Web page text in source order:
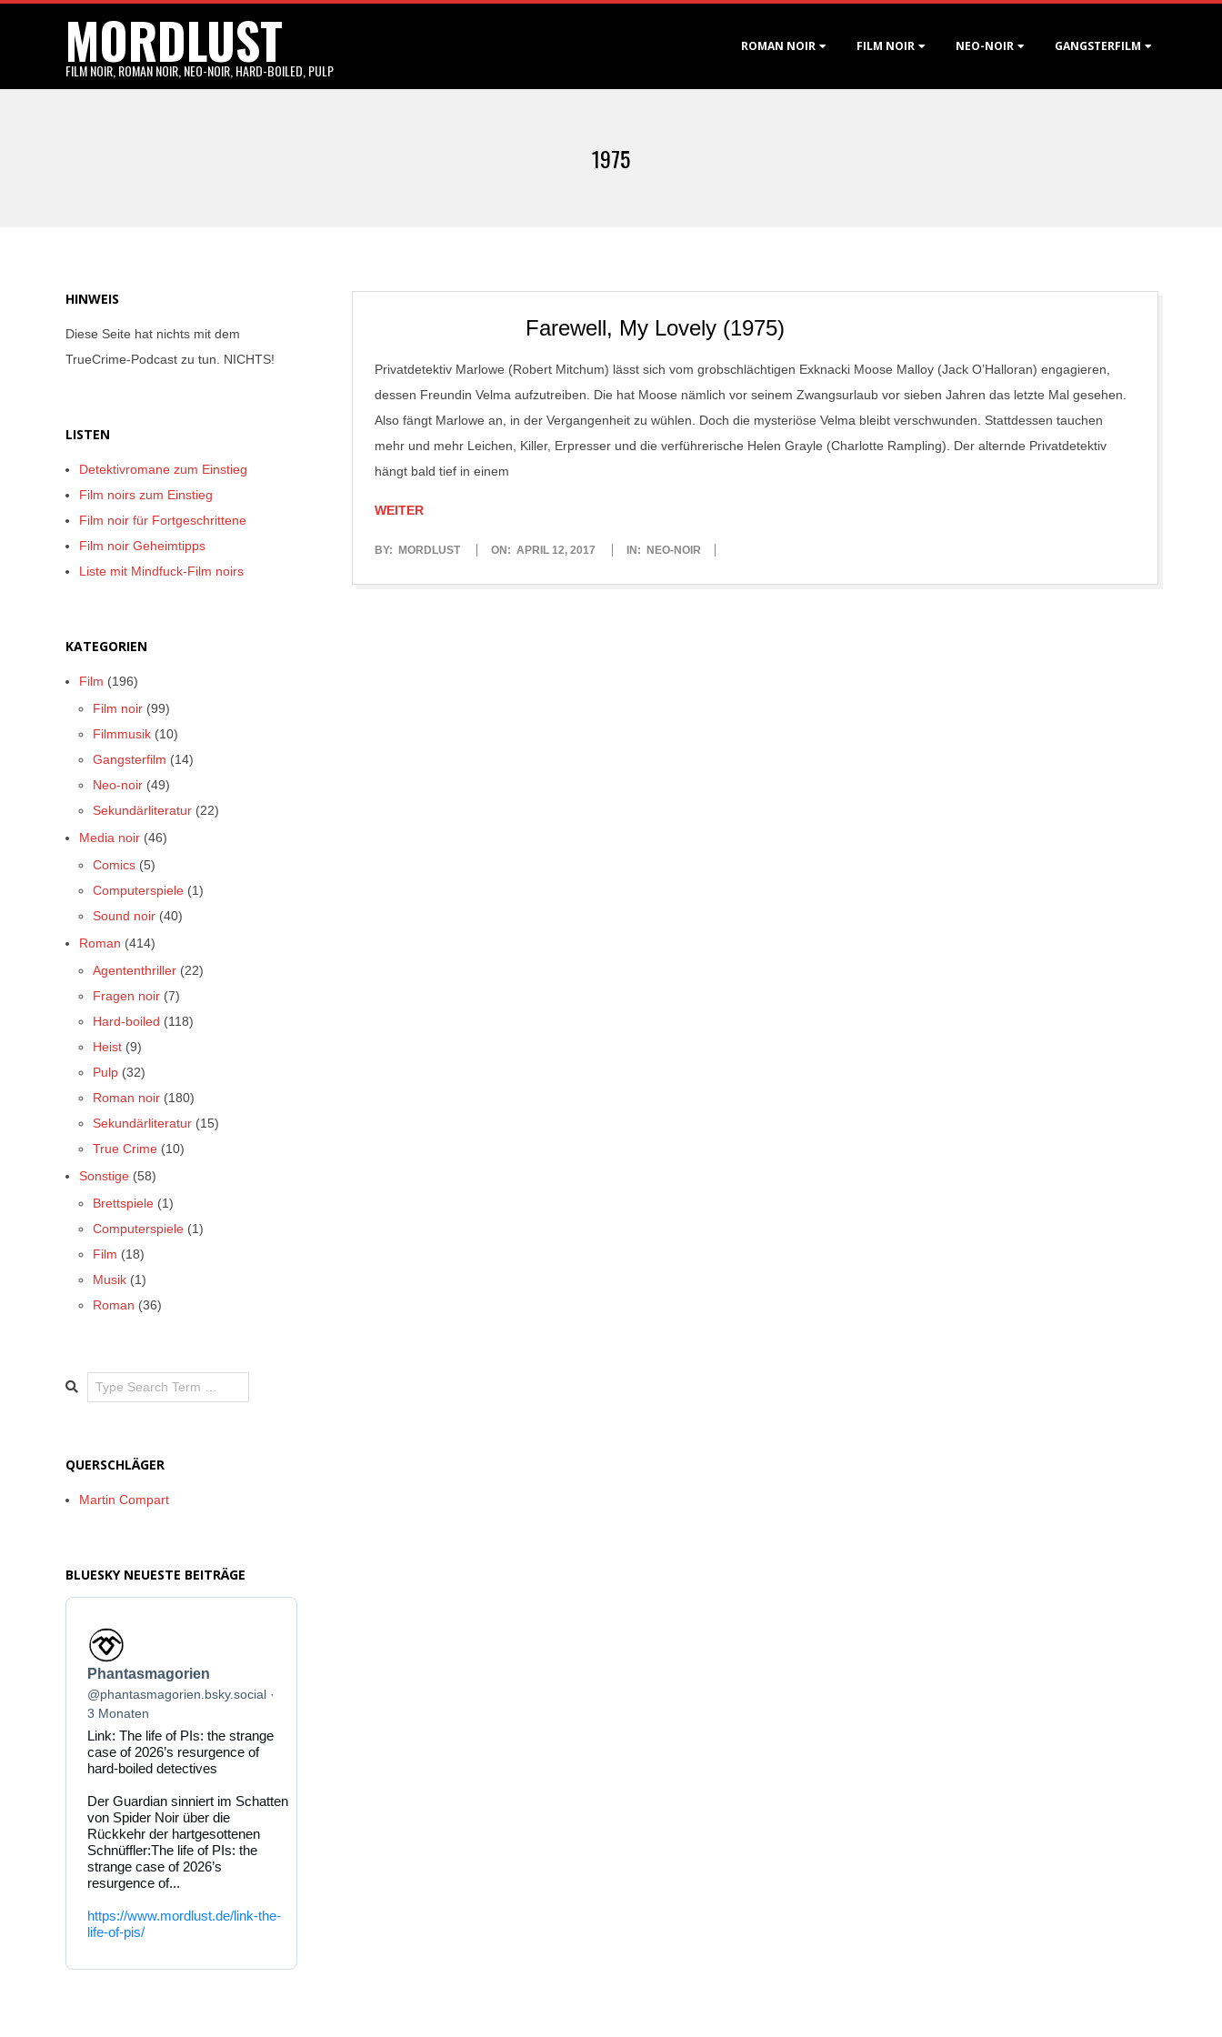
MORDLUST
FILM NOIR, ROMAN NOIR, NEO-NOIR, HARD-BOILED, PULP
ROMAN NOIR FILM NOIR NEO-NOIR GANGSTERFILM
1975
Farewell, My Lovely (1975)
Privatdetektiv Marlowe (Robert Mitchum) lässt sich vom grobschlächtigen Exknacki Moose Malloy (Jack O’Halloran) engagieren,
dessen Freundin Velma aufzutreiben. Die hat Moose nämlich vor seinem Zwangsurlaub vor sieben Jahren das letzte Mal gesehen.
Also fängt Marlowe an, in der Vergangenheit zu wühlen. Doch die mysteriöse Velma bleibt verschwunden. Stattdessen tauchen
mehr und mehr Leichen, Killer, Erpresser und die verführerische Helen Grayle (Charlotte Rampling). Der alternde Privatdetektiv
hängt bald tief in einem
WEITER
2017-
BY: MORDLUST ON: APRIL 12, 2017 IN: NEO-NOIR
HINWEIS
Diese Seite hat nichts mit dem
TrueCrime-Podcast zu tun. NICHTS!
LISTEN
Detektivromane zum Einstieg
Film noirs zum Einstieg
Film noir für Fortgeschrittene
Film noir Geheimtipps
Liste mit Mindfuck-Film noirs
KATEGORIEN
Film (196)
Film noir (99)
Filmmusik (10)
Gangsterfilm (14)
Neo-noir (49)
Sekundärliteratur (22)
Media noir (46)
Comics (5)
Computerspiele (1)
Sound noir (40)
Roman (414)
Agententhriller (22)
Fragen noir (7)
Hard-boiled (118)
Heist (9)
Pulp (32)
Roman noir (180)
Sekundärliteratur (15)
True Crime (10)
Sonstige (58)
Brettspiele (1)
Computerspiele (1)
Film (18)
Musik (1)
Roman (36)
Search
QUERSCHLÄGER
Martin Compart
BLUESKY NEUESTE BEITRÄGE
Beitrag
von
Phantasmagorien
auf
Bluesky
ansehen
Phantasmagorien
@phantasmagorien.bsky.social
3 Monaten
Link: The life of PIs: the strange
case of 2026’s resurgence of
hard-boiled detectives
Der Guardian sinniert im Schatten
von Spider Noir über die
Rückkehr der hartgesottenen
Schnüffler:The life of PIs: the
strange case of 2026’s
resurgence of...
https://www.mordlust.de/link-the-
life-of-pis/